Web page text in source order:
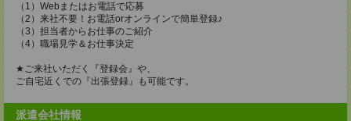
（1）Webまたはお電話で応募
（2）来社不要！お電話orオンラインで簡単登録♪
（3）担当者からお仕事のご紹介
（4）職場見学＆お仕事決定
★ご来社いただく『登録会』や、
ご自宅近くでの『出張登録』も可能です。
派遣会社情報